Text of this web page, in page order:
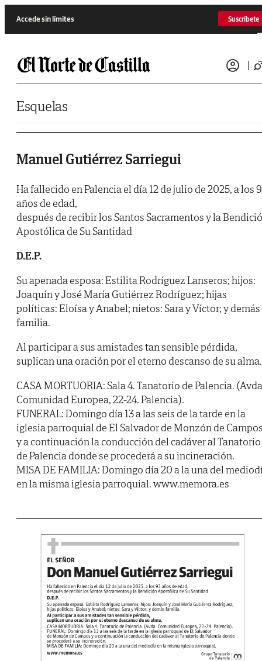
Accede sin límites Suscríbete
Esquelas
Manuel Gutiérrez Sarriegui
Ha fallecido en Palencia el día 12 de julio de 2025, a los
años de edad,
después de recibir los Santos Sacramentos y la
Apostólica de Su Santidad
D.E.P.
Su apenada esposa: Estilita Rodríguez Lanseros; hijos:
Joaquín y José María Gutiérrez Rodríguez; hijas
políticas: Eloísa y Anabel; nietos: Sara y Víctor; y demás
familia.
Al participar a sus amistades tan sensible pérdida,
suplican una oración por el eterno descanso de su alma.
CASA MORTUORIA: Sala 4. Tanatorio de Palencia.
Comunidad Europea, 22-24. Palencia).
FUNERAL: Domingo día 13 a las seis de la tarde en la
iglesia parroquial de El Salvador de Monzón de
y a continuación la conducción del cadáver al Tanatorio
de Palencia donde se procederá a su incineración.
MISA DE FAMILIA: Domingo día 20 a la una del
en la misma iglesia parroquial. www.memora.es